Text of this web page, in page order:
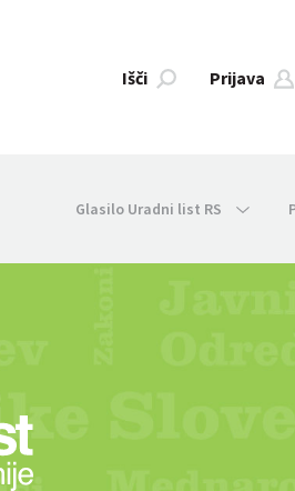
Išči Prijava
Glasilo Uradni list RS